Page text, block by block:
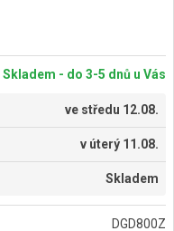
Skladem - do 3-5 dnů u Vás
ve středu 12.08.
v úterý 11.08.
Skladem
DGD800Z